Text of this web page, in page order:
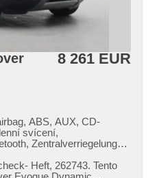
8 261 EUR
ABS, AUX, CD-
svícení,
Zentralverriegelung
Klimaanlage, Teilbare
Heft,​ 262743. Tento